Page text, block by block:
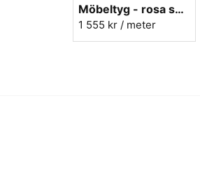
Möbeltyg - rosa sammet - Noblesse nr.11
1 555 kr / meter